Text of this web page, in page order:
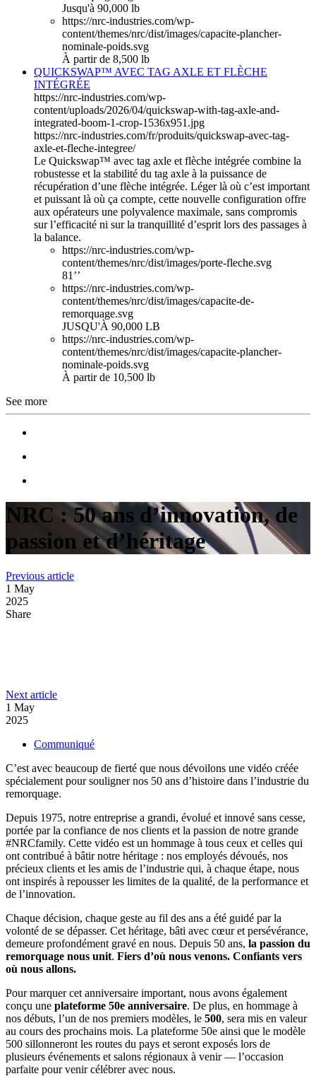
Jusqu'à 90,000 lb
https://nrc-industries.com/wp-
content/themes/nrc/dist/images/capacite-plancher-
nominale-poids.svg
À partir de 8,500 lb
QUICKSWAP™ AVEC TAG AXLE ET FLÈCHE
INTÉGRÉE
https://nrc-industries.com/wp-
content/uploads/2026/04/quickswap-with-tag-axle-and-
integrated-boom-1-crop-1536x951.jpg
https://nrc-industries.com/fr/produits/quickswap-avec-tag-
axle-et-fleche-integree/
Le Quickswap™ avec tag axle et flèche intégrée combine la
robustesse et la stabilité du tag axle à la puissance de
récupération d’une flèche intégrée. Léger là où c’est important
et puissant là où ça compte, cette nouvelle configuration offre
aux opérateurs une polyvalence maximale, sans compromis
sur l’efficacité ni sur la tranquillité d’esprit lors des passages à
la balance.
https://nrc-industries.com/wp-
content/themes/nrc/dist/images/porte-fleche.svg
81’’
https://nrc-industries.com/wp-
content/themes/nrc/dist/images/capacite-de-
remorquage.svg
JUSQU'À 90,000 LB
https://nrc-industries.com/wp-
content/themes/nrc/dist/images/capacite-plancher-
nominale-poids.svg
À partir de 10,500 lb
See more
NRC : 50 ans d’innovation, de
passion et d’héritage
Previous article:
des
Industries
NRC
1 May
2025
Share
Email
Next article:
–
COFONDATRICE
MME
COLETTE
PIGEON
S’EST
ÉTEINTE
1 May
2025
Categories
Communiqué
C’est avec beaucoup de fierté que nous dévoilons une vidéo créée
spécialement pour souligner nos 50 ans d’histoire dans l’industrie du
remorquage.
Depuis 1975, notre entreprise a grandi, évolué et innové sans cesse,
portée par la confiance de nos clients et la passion de notre grande
#NRCfamily. Cette vidéo est un hommage à tous ceux et celles qui
ont contribué à bâtir notre héritage : nos employés dévoués, nos
précieux clients et les amis de l’industrie qui, à chaque étape, nous
ont inspirés à repousser les limites de la qualité, de la performance et
de l’innovation.
Chaque décision, chaque geste au fil des ans a été guidé par la
volonté de se dépasser. Cet héritage, bâti avec cœur et persévérance,
demeure profondément gravé en nous. Depuis 50 ans, la passion du
remorquage nous unit. Fiers d’où nous venons. Confiants vers
où nous allons.
Pour marquer cet anniversaire important, nous avons également
conçu une plateforme 50e anniversaire. De plus, en hommage à
nos débuts, l’un de nos premiers modèles, le 500, sera mis en valeur
au cours des prochains mois. La plateforme 50e ainsi que le modèle
500 sillonneront les routes du pays et seront exposés lors de
plusieurs événements et salons régionaux à venir — l’occasion
parfaite pour venir célébrer avec nous.